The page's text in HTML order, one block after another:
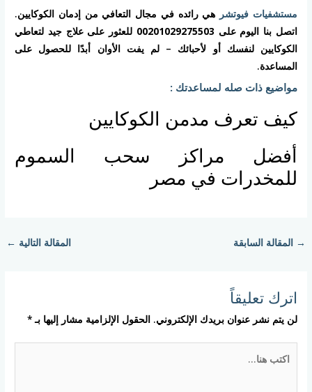
مستشفيات فيوتشر هي رائده في مجال التعافي من إدمان الكوكايين.
اتصل بنا اليوم على 00201029275503 للعثور على علاج جيد لتعاطي
الكوكايين لنفسك أو لأحبائك – لم يفت الأوان أبدًا للحصول على
المساعدة.
مواضيع ذات صله لمساعدتك :
كيف تعرف مدمن الكوكايين
أفضل مراكز سحب السموم
للمخدرات في مصر
→ المقالة السابقة المقالة التالية ←
اترك تعليقاً
لن يتم نشر عنوان بريدك الإلكتروني. الحقول الإلزامية مشار إليها بـ*